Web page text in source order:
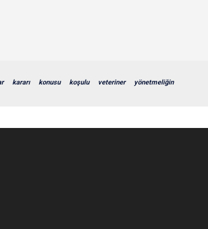
kararı konusu koşulu veteriner yönetmeliğin